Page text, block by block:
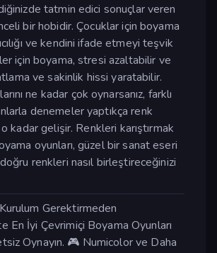
tatmin edici sonuçlar veren
bir hobidir. Çocuklar için boyama
ve kendini ifade etmeyi teşvik
için boyama, stresi azaltabilir ve
ve sakinlik hissi yaratabilir.
ne kadar çok oynarsanız, farklı
denemeler yaptıkça renk
o kadar gelişir. Renkleri karıştırmak
oyunları, güzel bir sanat eseri
renkleri nasıl birleştireceğinizi
Gerektirmeden
En İyi Çevrimiçi Boyama Oyunları
Oynayın. 🎮 Numicolor ve Daha